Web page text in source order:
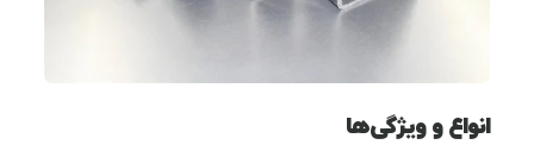
انواع و ویژگی‌ها